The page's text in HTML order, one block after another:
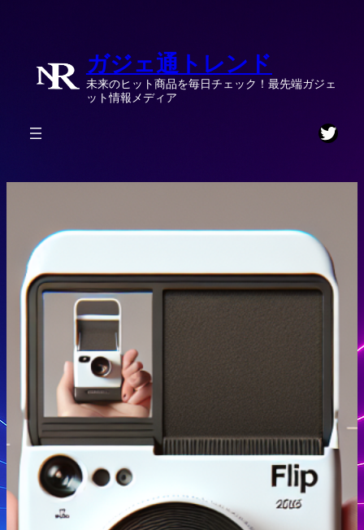
ガジェ通トレンド
未来のヒット商品を毎日チェック！最先端ガジェ
ット情報メディア